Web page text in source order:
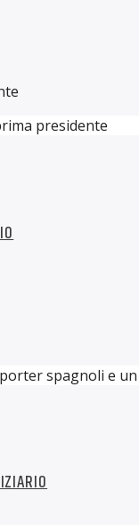
presidente
spagnoli e